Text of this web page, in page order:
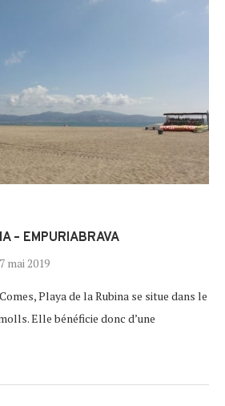
– EMPURIABRAVA
mai 2019
Playa de la Rubina se situe dans le
Elle bénéficie donc d’une